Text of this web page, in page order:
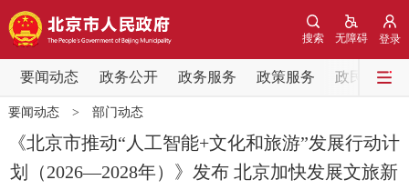
登录
无障碍
搜索
要闻动态 政务公开 政务服务 政策服务 政民互动
要闻动态
党中央精神
北京要闻 会议信息 部门动态
要闻动态> 部门动态
《北京市推动“人工智能+文化和旅游”发展行动计
划（2026—2028年）》发布 北京加快发展文旅新